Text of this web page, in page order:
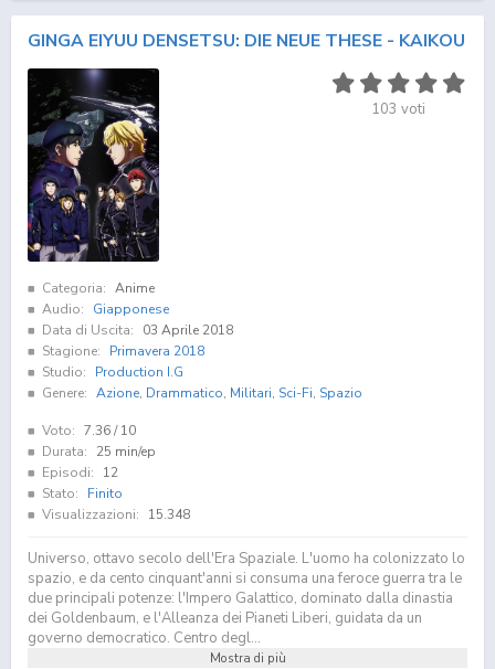
GINGA EIYUU DENSETSU: DIE NEUE THESE - KAIKOU
103 voti
Categoria: Anime
Audio:
Giapponese
Data di Uscita:
03 Aprile 2018
Stagione:
Primavera 2018
Studio:
Production I.G
Genere: Azione, Drammatico, Militari, Sci-Fi, Spazio
Voto: 7.36/ 10
Durata:
25 min/ep
Episodi:
12
Stato:
Finito
Visualizzazioni:
15.348
Universo, ottavo secolo dell'Era Spaziale. L'uomo ha colonizzato lo
spazio, e da cento cinquant'anni si consuma una feroce guerra tra le
due principali potenze: l'Impero Galattico, dominato dalla dinastia
dei Goldenbaum, e l'Alleanza dei Pianeti Liberi, guidata da un
governo democratico. Centro degl...
Mostra di più